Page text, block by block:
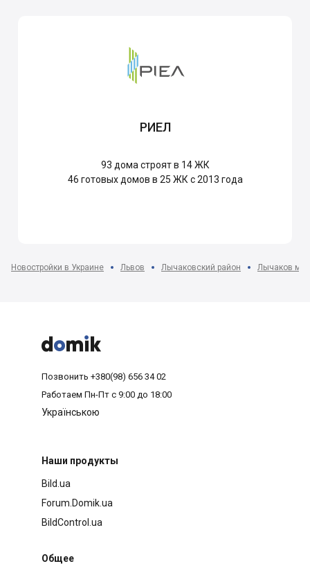
РИЕЛ
93 дома строят в 14 ЖК
46 готовых домов в 25 ЖК с 2013 года
Новостройки в Украине Львов Лычаковский район Лычаков



Позвонить +380(98) 656 34 02
Работаем Пн-Пт с 9:00 до 18:00
Українською
Наши продукты
Bild.ua
Forum.Domik.ua
BildControl.ua
Общее